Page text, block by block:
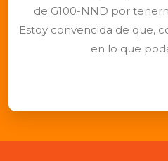
de G100-NND por
Estoy convencida de que,
en lo que